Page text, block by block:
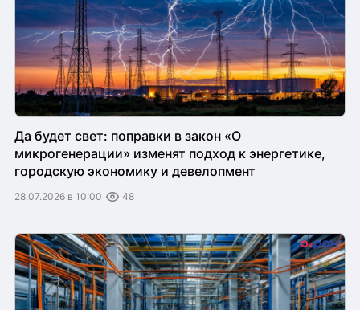
Да будет свет: поправки в закон «О
микрогенерации» изменят подход к энергетике,
городскую экономику и девелопмент
28.07.2026 в 10:00 48